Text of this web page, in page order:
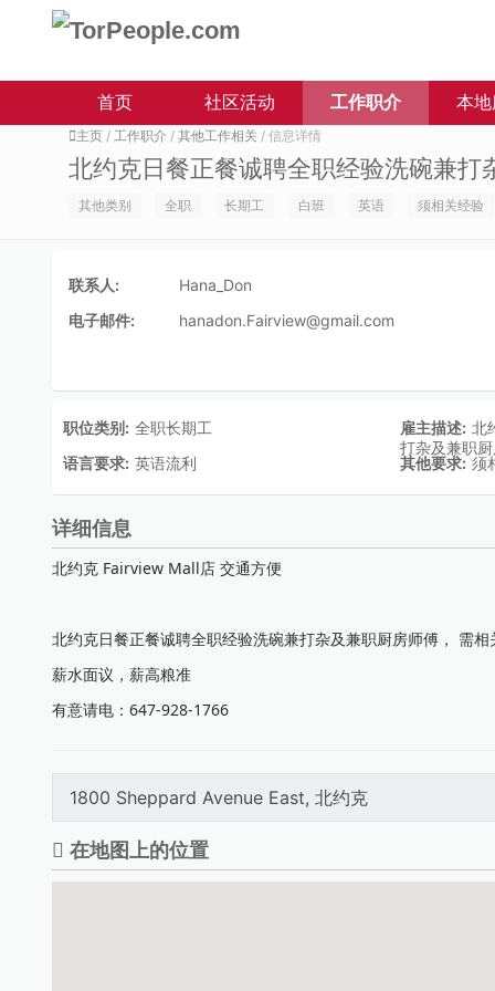
首页 社区活动 工作职介 本
主页 / 工作职介 / 其他工作相关 / 信息详情
北约克日餐正餐诚聘全职经验洗碗兼打
其他类别 全职 长期工 白班 英语 须相关经验
联系人:
Hana_Don
电子邮件:
hanadon.Fairview@gmail.com
职位类别: 全职长期工 雇主描述: 北
打杂及兼职
语言要求: 英语流利 其他要求: 须
详细信息
北约克 Fairview Mall店 交通方便
北约克日餐正餐诚聘全职经验洗碗兼打杂及兼职厨房师傅， 需
薪水面议，薪高粮准
有意请电：647-928-1766
1800 Sheppard Avenue East, 北约克
在地图上的位置